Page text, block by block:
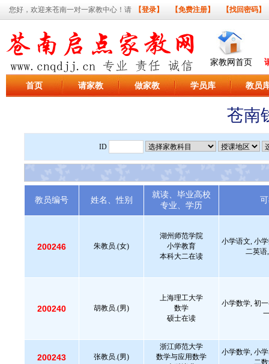
您好，欢迎来苍南一对一家教中心！请 【登录】 【免费注册】 【找回密码】
家教网首页
首页 请家教 做家教 学员库 教员
苍南
ID
教员编号 姓名、性别
就读、毕业高校
专业、学历
200246 朱教员.(女)
湖州师范学院
小学教育
本科大二在读
小学语文, 小
二英语
200240 胡教员.(男)
上海理工大学
数学
硕士在读
小学数学, 初
200243 张教员.(男)
浙江师范大学
数学与应用数学
小学数学, 小
二